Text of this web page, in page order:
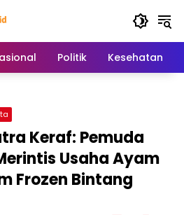
Politik Kesehatan
Keraf: Pemuda
Usaha Ayam
Frozen Bintang